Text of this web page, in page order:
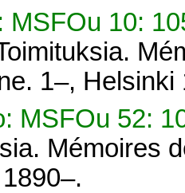
MSFOu 10:
1–, Helsinki
MSFOu 52:
Mémoires